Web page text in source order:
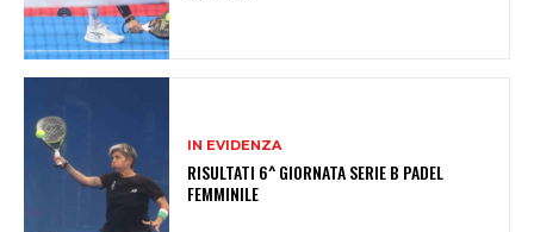
IN EVIDENZA
RISULTATI 6^ GIORNATA SERIE B PADEL
FEMMINILE